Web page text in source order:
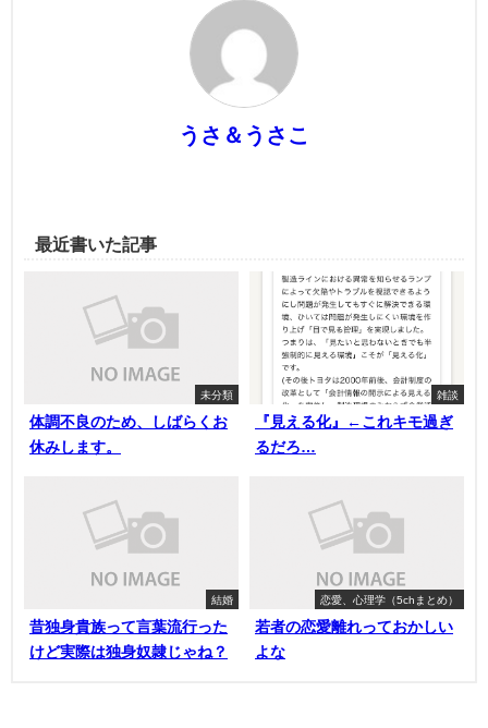
うさ＆うさこ
最近書いた記事
未分類
体調不良のため、しばらくお
休みします。
雑談
『見える化』←これキモ過ぎ
るだろ…
結婚
昔独身貴族って言葉流行った
けど実際は独身奴隷じゃね？
恋愛、心理学（5chまとめ）
若者の恋愛離れっておかしい
よな